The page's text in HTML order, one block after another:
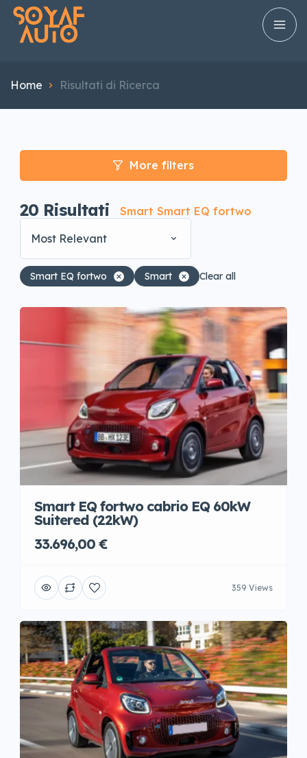
Home Risultati di Ricerca
More filters
20 Risultati
Smart Smart EQ fortwo
Most Relevant
Smart EQ fortwo Smart Clear all
Smart EQ fortwo cabrio EQ 60kW
Suitered (22kW)
33.696,00 €
359 Views